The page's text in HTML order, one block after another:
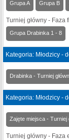
Grupa A Grupa B
Turniej główny - Faza
Grupa Drabinka 1 - 8
Kategoria: Młodzicy -
Drabinka - Turniej
Kategoria: Młodzicy -
Zajęte miejsca - Turniej
Turniej główny - Faza